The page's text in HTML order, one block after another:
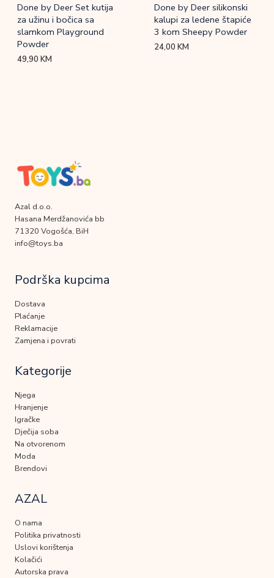
Done by Deer Set kutija
za užinu i bočica sa
slamkom Playground
Powder
49,90KM
Done by Deer silikonski
kalupi za ledene štapiće
3 kom Sheepy Powder
24,00KM
Azal d.o.o.
Hasana Merdžanovića bb
71320 Vogošća, BiH
info@toys.ba
Podrška kupcima
Dostava
Plaćanje
Reklamacije
Zamjena i povrati
Kategorije
Njega
Hranjenje
Igračke
Dječija soba
Na otvorenom
Moda
Brendovi
AZAL
O nama
Politika privatnosti
Uslovi korištenja
Kolačići
Autorska prava